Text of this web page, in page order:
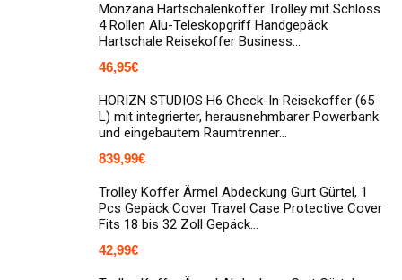
Monzana Hartschalenkoffer Trolley mit Schloss
4 Rollen Alu-Teleskopgriff Handgepäck
Hartschale Reisekoffer Business…
46,95€
HORIZN STUDIOS H6 Check-In Reisekoffer (65
L) mit integrierter, herausnehmbarer Powerbank
und eingebautem Raumtrenner…
839,99€
Trolley Koffer Ärmel Abdeckung Gurt Gürtel, 1
Pcs Gepäck Cover Travel Case Protective Cover
Fits 18 bis 32 Zoll Gepäck…
42,99€